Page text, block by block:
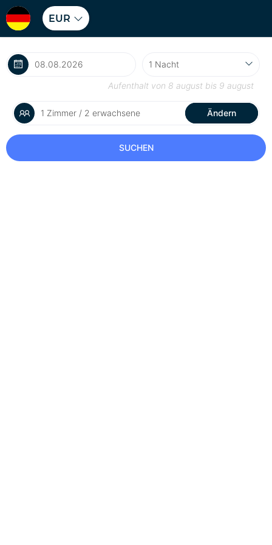
EUR
Aufenthalt von 8 august bis 9 august
1 Zimmer / 2 erwachsene Ändern